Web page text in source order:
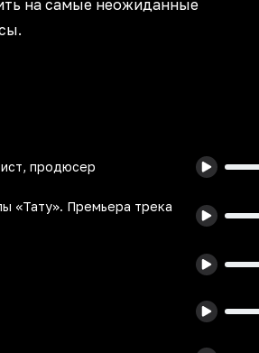
на самые неожиданные
продюсер
«Тату». Премьера трека